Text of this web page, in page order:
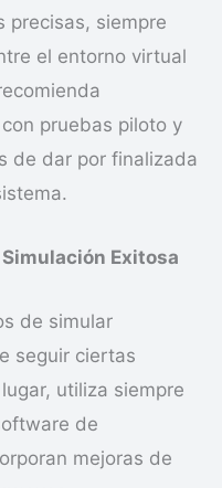
precisas, siempre
el entorno virtual
pruebas piloto y
de dar por finalizada
Exitosa
de simular
seguir ciertas
utiliza siempre
de
mejoras de